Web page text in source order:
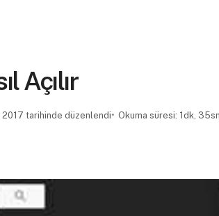
Açılır
2017 tarihinde düzenlendi Okuma süresi: 1dk,